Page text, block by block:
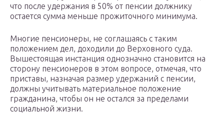
что после удержания в 50% от пенсии должнику
остается сумма меньше прожиточного минимума.
Многие пенсионеры, не соглашаясь с таким
положением дел, доходили до Верховного суда.
Вышестоящая инстанция однозначно становится на
сторону пенсионеров в этом вопросе, отмечая, что
приставы, назначая размер удержаний с пенсии,
должны учитывать материальное положение
гражданина, чтобы он не остался за пределами
социальной жизни.